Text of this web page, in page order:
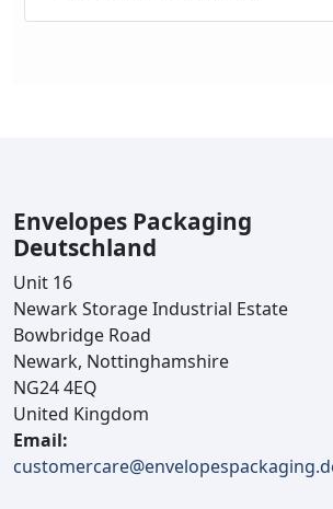
Envelopes Packaging
Deutschland
Unit 16
Newark Storage Industrial Estate
Bowbridge Road
Newark, Nottinghamshire
NG24 4EQ
United Kingdom
Email: